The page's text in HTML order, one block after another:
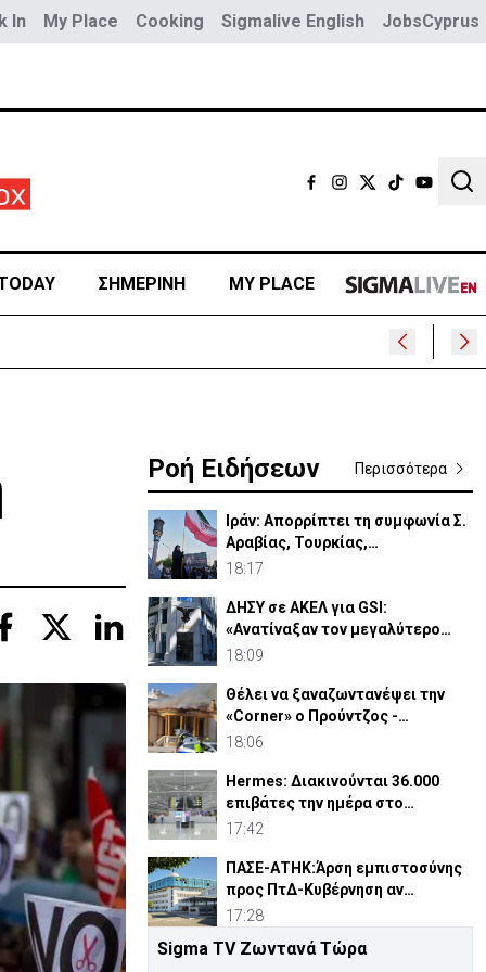
In My Place Cooking Sigmalive English JobsCyprus
ΣΗΜΕΡΙΝΗ MY PLACE
Ροή Ειδήσεων Περισσότερα
Ιράν: Απορρίπτει τη συμφωνία Σ.
Αραβίας, Τουρκίας,
Πακιστάν-«Μόνο στα χαρτιά»
18:17
ΔΗΣΥ σε ΑΚΕΛ για GSI:
«Ανατίναξαν τον μεγαλύτερο
ηλεκτροπαραγωγικό σταθμό»
18:09
Θέλει να ξαναζωντανέψει την
«Corner» o Προύντζος -
«Πληγώνει τις αναμνήσεις»
18:06
Hermes: Διακινούνται 36.000
επιβάτες την ημέρα στο
αεροδρόμιο Λάρνακας
17:42
ΠΑΣΕ-ΑΤΗΚ:Άρση εμπιστοσύνης
προς ΠτΔ-Κυβέρνηση αν
αντικατασταθεί ο Οικονομίδης
17:28
Άγκυρα: Η «Συμφωνία της
Sigma TV Ζωντανά Τώρα